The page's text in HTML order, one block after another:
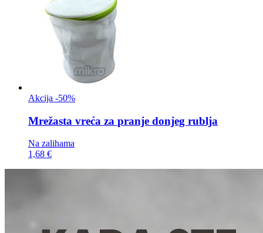
Akcija -50%
Mrežasta vreća za pranje donjeg rublja
Na zalihama
1,68 €